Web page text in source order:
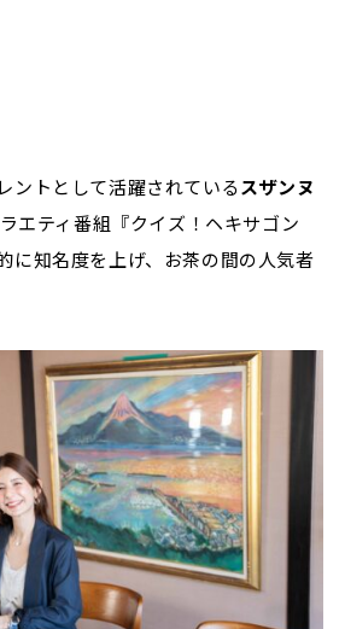
ントとして活躍されているスザンヌ
エティ番組『クイズ！ヘキサゴン
に知名度を上げ、お茶の間の人気者